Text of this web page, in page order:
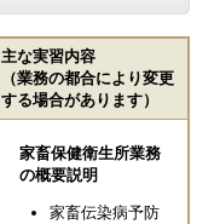
主な実習内容
（業務の都合により変更
する場合があります）
家畜保健衛生所業務
の概要説明
家畜伝染病予防